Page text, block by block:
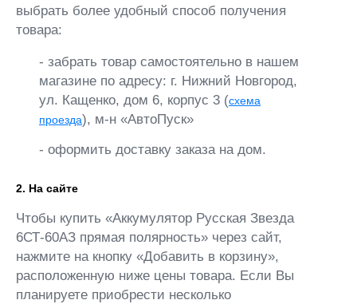
выбрать более удобный способ получения
товара:
- забрать товар самостоятельно в нашем
магазине по адресу: г. Нижний Новгород,
ул. Кащенко, дом 6, корпус 3 (схема
проезда), м-н «АвтоПуск»
- оформить доставку заказа на дом.
2. На сайте
Чтобы купить «Аккумулятор Русская Звезда
6СТ-60АЗ прямая полярность» через сайт,
нажмите на кнопку «Добавить в корзину»,
расположенную ниже цены товара. Если Вы
планируете приобрести несколько